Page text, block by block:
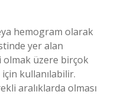
hemogram olarak
yer alan
olmak üzere birçok
kullanılabilir.
aralıklarda olması